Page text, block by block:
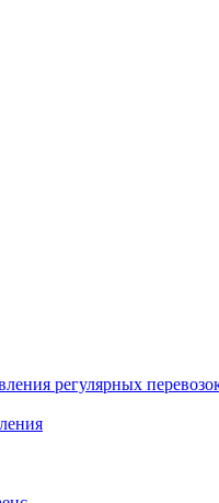
регулярных